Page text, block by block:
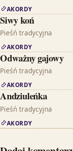
AKORDY
Siwy koń
Pieśń tradycyjna
AKORDY
Odważny gajowy
Pieśń tradycyjna
AKORDY
Andziuleńka
Pieśń tradycyjna
AKORDY